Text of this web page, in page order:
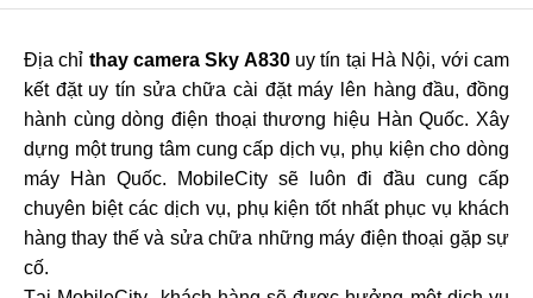
Địa chỉ thay camera Sky A830uy tín tại Hà Nội, với cam
kết đặt uy tín sửa chữa cài đặt máy lên hàng đầu, đồng
hành cùng dòng điện thoại thương hiệu Hàn Quốc. Xây
dựng một trung tâm cung cấp dịch vụ, phụ kiện cho dòng
máy Hàn Quốc. MobileCity sẽ luôn đi đầu cung cấp
chuyên biệt các dịch vụ, phụ kiện tốt nhất phục vụ khách
hàng thay thế và sửa chữa những máy điện thoại gặp sự
cố.